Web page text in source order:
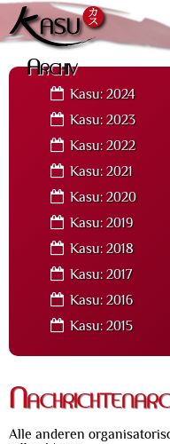
Archiv
Kasu: 2024
Kasu: 2023
Kasu: 2022
Kasu: 2021
Kasu: 2020
Kasu: 2019
Kasu: 2018
Kasu: 2017
Kasu: 2016
Kasu: 2015
Alle anderen